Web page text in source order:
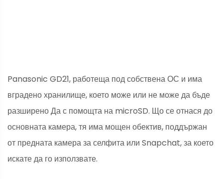
Panasonic GD21, работеща под собствена ОС и има
вградено хранилище, което може или не може да бъде
разширено Да с помощта на microSD. Що се отнася до
основната камера, тя има мощен обектив, поддържан
от предната камера за селфита или Snapchat, за което
искате да го използвате.